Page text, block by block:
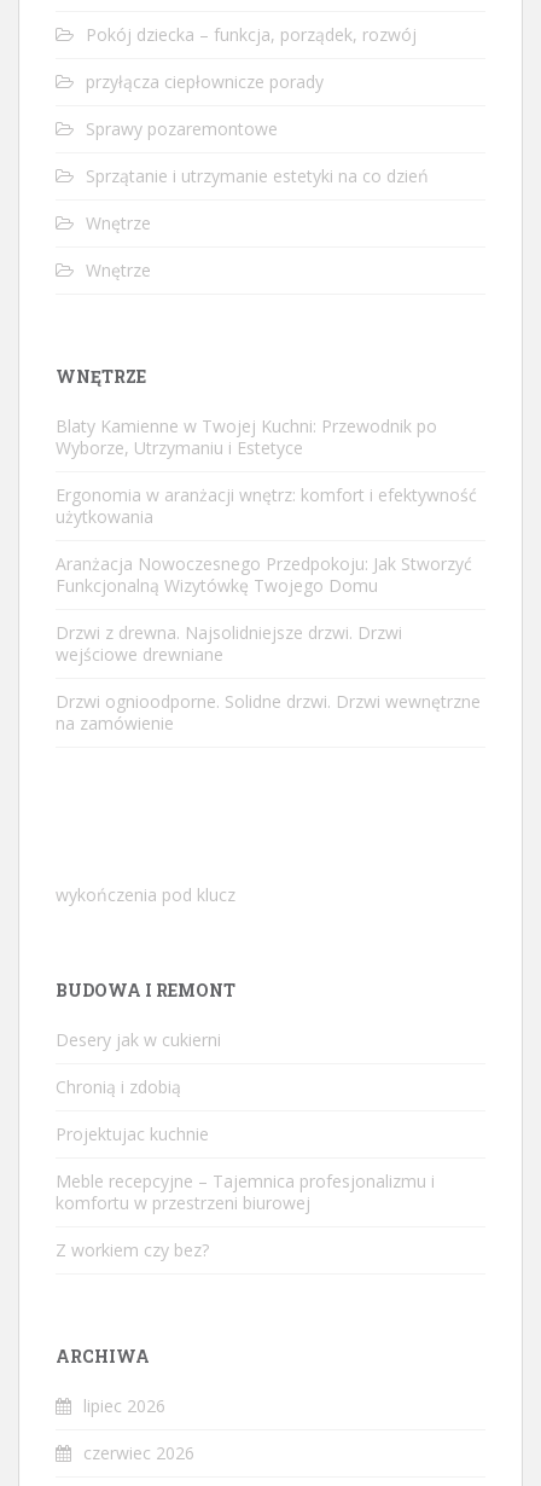
Pokój dziecka – funkcja, porządek, rozwój
przyłącza ciepłownicze porady
Sprawy pozaremontowe
Sprzątanie i utrzymanie estetyki na co dzień
Wnętrze
Wnętrze
WNĘTRZE
Blaty Kamienne w Twojej Kuchni: Przewodnik po
Wyborze, Utrzymaniu i Estetyce
Ergonomia w aranżacji wnętrz: komfort i efektywność
użytkowania
Aranżacja Nowoczesnego Przedpokoju: Jak Stworzyć
Funkcjonalną Wizytówkę Twojego Domu
Drzwi z drewna. Najsolidniejsze drzwi. Drzwi
wejściowe drewniane
Drzwi ognioodporne. Solidne drzwi. Drzwi wewnętrzne
na zamówienie
wykończenia pod klucz
BUDOWA I REMONT
Desery jak w cukierni
Chronią i zdobią
Projektujac kuchnie
Meble recepcyjne – Tajemnica profesjonalizmu i
komfortu w przestrzeni biurowej
Z workiem czy bez?
ARCHIWA
lipiec 2026
czerwiec 2026